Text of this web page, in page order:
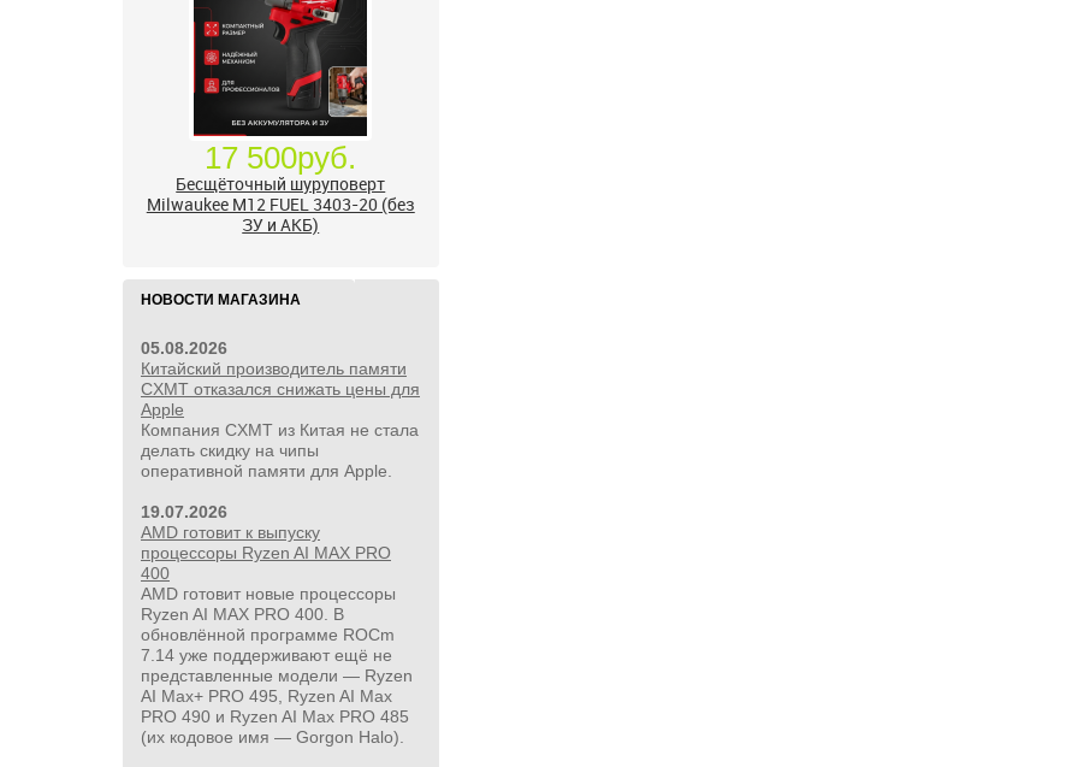
17 500руб.
Бесщёточный шуруповерт
Milwaukee M12 FUEL 3403-20 (без
ЗУ и АКБ)
НОВОСТИ МАГАЗИНА
05.08.2026
Китайский производитель памяти
CXMT отказался снижать цены для
Apple
Компания CXMT из Китая не стала
делать скидку на чипы
оперативной памяти для Apple.
19.07.2026
AMD готовит к выпуску
процессоры Ryzen AI MAX PRO
400
AMD готовит новые процессоры
Ryzen AI MAX PRO 400. В
обновлённой программе ROCm
7.14 уже поддерживают ещё не
представленные модели — Ryzen
AI Max+ PRO 495, Ryzen AI Max
PRO 490 и Ryzen AI Max PRO 485
(их кодовое имя — Gorgon Halo).